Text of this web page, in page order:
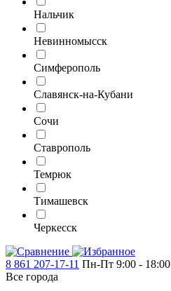
Нальчик
Невинномысск
Симферополь
Славянск-на-Кубани
Сочи
Ставрополь
Темрюк
Тимашевск
Черкесск
8 861 207-17-11 Пн-Пт 9:00 - 18:00
Все города